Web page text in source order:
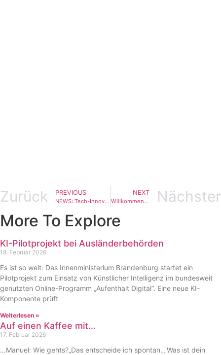
Zurück PREVIOUS
NEWS: Tech-Innovation trifft Teamspirit 👨‍💻
NEXT
Willkommen, 2025! Nächster
More To Explore
KI-Pilotprojekt bei Ausländerbehörden
18. Februar 2026
Es ist so weit: Das Innenministerium Brandenburg startet ein
Pilotprojekt zum Einsatz von Künstlicher Intelligenz im bundesweit
genutzten Online-Programm „Aufenthalt Digital“. Eine neue KI-
Komponente prüft
Weiterlesen »
Auf einen Kaffee mit…
17. Februar 2026
…Manuel: Wie gehts?„Das entscheide ich spontan.„ Was ist dein